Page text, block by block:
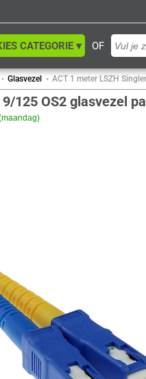
OF
CATEGORIE ▾
Glasvezel ACT 1 meter LSZH
125 OS2 glasvezel